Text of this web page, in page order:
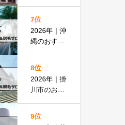
＆脱毛サロ
ン全15選
7位
2026年｜沖
縄のおすす
ン全19選
8位
2026年｜掛
川市のおす
ク＆脱毛サ
9位